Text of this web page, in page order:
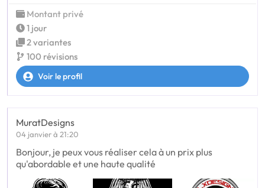
Montant privé
1 jour
2 variantes
100 révisions
Voir le profil
MuratDesigns
04 janvier à 21:20
Bonjour, je peux vous réaliser cela à un prix plus
qu'abordable et une haute qualité